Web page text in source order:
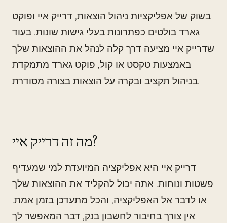
בשוק של אפליקציות ניהול הוצאות, דרייק איי ופוקט
גארד בולטים כפתרונות בעלי גישות שונות. בעוד
שדרייק איי מציעה דרך קלה לנהל את ההוצאות שלך
באמצעות טקסט או קול, פוקט גארד מתמקדת
בניהול תקציב ובקרה על הוצאות בצורה מסודרת.
מה זה דרייק איי?
דרייק איי היא אפליקציה המיועדת למי שמעדיף
פשטות ונוחות. אתה יכול להקליד את ההוצאות שלך
או לדבר אל האפליקציה, והכל מתעדכן בזמן אמת.
אין צורך בחיבור לחשבון בנק, דבר המאפשר לך